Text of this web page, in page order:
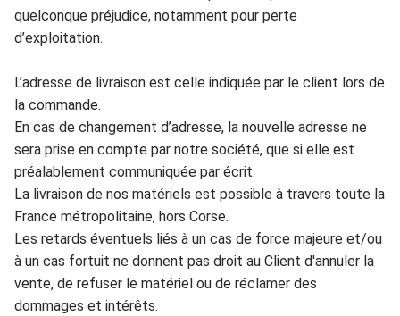
quelconque préjudice, notamment pour perte
d’exploitation.
L’adresse de livraison est celle indiquée par le client lors de
la commande.
En cas de changement d’adresse, la nouvelle adresse ne
sera prise en compte par notre société, que si elle est
préalablement communiquée par écrit.
La livraison de nos matériels est possible à travers toute la
France métropolitaine, hors Corse.
Les retards éventuels liés à un cas de force majeure et/ou
à un cas fortuit ne donnent pas droit au Client d'annuler la
vente, de refuser le matériel ou de réclamer des
dommages et intérêts.